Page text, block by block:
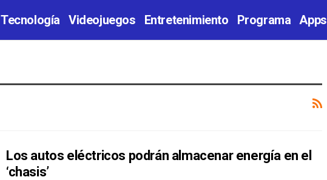
Tecnología Videojuegos Entretenimiento Programa Apps
Los autos eléctricos podrán almacenar energía en el
‘chasis’